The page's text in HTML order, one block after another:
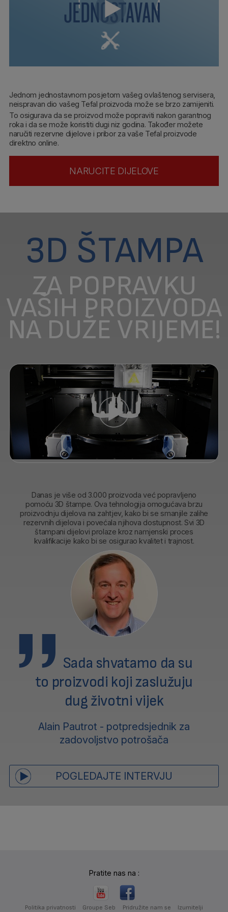
Jednom jednostavnom posjetom vašeg ovlaštenog servisera,
neispravan dio vašeg Tefal proizvoda može se brzo zamijeniti.
To osigurava da se proizvod može popraviti nakon garantnog
roka i da se može koristiti dugi niz godina. Također možete
naručiti rezervne dijelove i pribor za vaše Tefal proizvode
direktno online.
NARUCITE DIJELOVE
3D ŠTAMPA
ZA POPRAVKU
VAŠIH PROIZVODA
NA DUŽE VRIJEME!
Danas je više od 3.000 proizvoda već popravljeno
pomoću 3D štampe. Ova tehnologija omogućava brzu
proizvodnju dijelova na zahtjev, kako bi se smanjile zalihe
rezervnih dijelova i povećala njihova dostupnost. Svi 3D
štampani dijelovi prolaze kroz namjenski proces
kvalifikacije kako bi se osigurao kvalitet i trajnost.
Sada shvatamo da su
to proizvodi koji zaslužuju
dug životni vijek
Alain Pautrot - potpredsjednik za
zadovoljstvo potrošača
POGLEDAJTE INTERVJU
Pratite nas na :
Politika privatnosti Groupe Seb Pridružite nam se Izumitelji